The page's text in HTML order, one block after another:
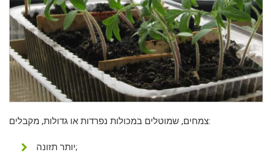
צמחים, שמוטלים במכולות נפרדות או גדולות, מקבלים:
יותר תזונה;